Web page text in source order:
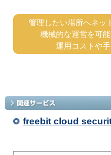
管理したい場所へネッ
機械的な運営を可
運用コストや
freebit cloud